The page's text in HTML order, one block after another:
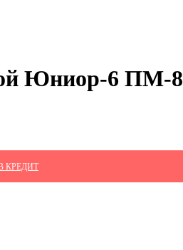
Юниор-6 ПМ-8
КРЕДИТ